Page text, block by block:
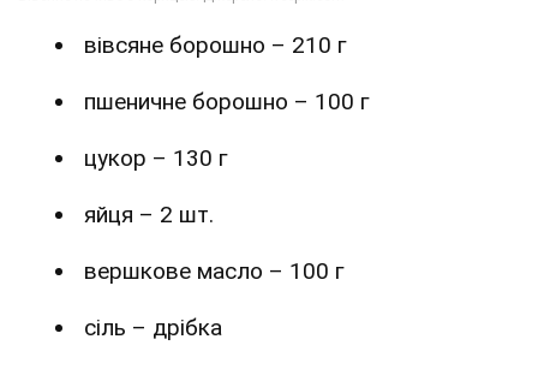
вівсяне борошно – 210 г
пшеничне борошно – 100 г
цукор – 130 г
яйця – 2 шт.
вершкове масло – 100 г
сіль – дрібка